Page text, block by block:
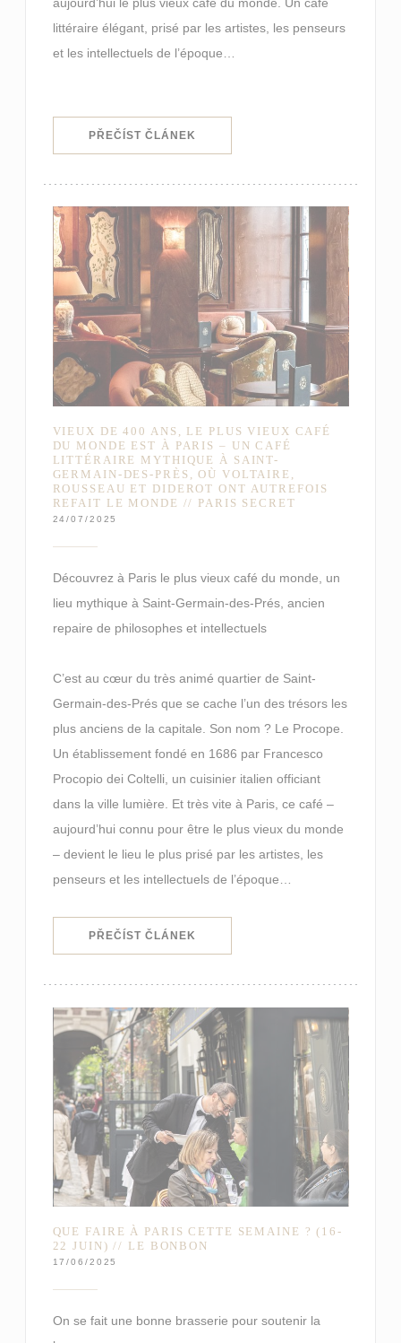
aujourd’hui le plus vieux café du monde. Un café
littéraire élégant, prisé par les artistes, les penseurs
et les intellectuels de l’époque…
PŘEČÍST ČLÁNEK
VIEUX DE 400 ANS, LE PLUS VIEUX CAFÉ
DU MONDE EST À PARIS – UN CAFÉ
LITTÉRAIRE MYTHIQUE À SAINT-
GERMAIN-DES-PRÈS, OÙ VOLTAIRE,
ROUSSEAU ET DIDEROT ONT AUTREFOIS
REFAIT LE MONDE // PARIS SECRET
24/07/2025
Découvrez à Paris le plus vieux café du monde, un
lieu mythique à Saint-Germain-des-Prés, ancien
repaire de philosophes et intellectuels
C’est au cœur du très animé quartier de Saint-
Germain-des-Prés que se cache l’un des trésors les
plus anciens de la capitale. Son nom ? Le Procope.
Un établissement fondé en 1686 par Francesco
Procopio dei Coltelli, un cuisinier italien officiant
dans la ville lumière. Et très vite à Paris, ce café –
aujourd’hui connu pour être le plus vieux du monde
– devient le lieu le plus prisé par les artistes, les
penseurs et les intellectuels de l’époque…
PŘEČÍST ČLÁNEK
QUE FAIRE À PARIS CETTE SEMAINE ? (16-
22 JUIN) // LE BONBON
17/06/2025
On se fait une bonne brasserie pour soutenir la